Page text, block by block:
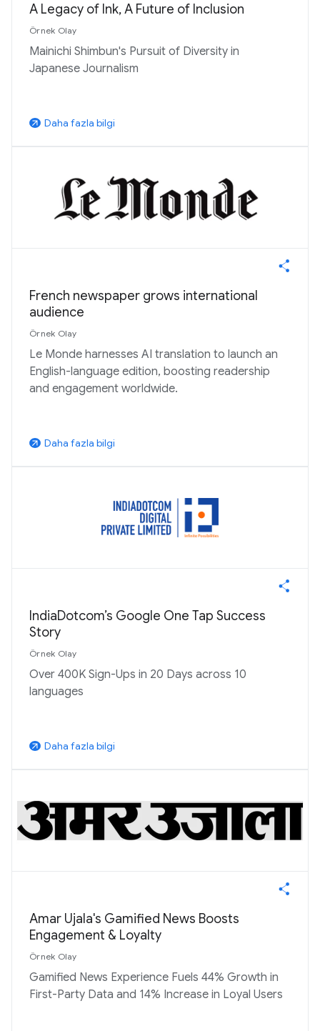
A Legacy of Ink, A Future of Inclusion
Örnek Olay
Mainichi Shimbun's Pursuit of Diversity in
Japanese Journalism
arrow_outward Daha fazla bilgi
French newspaper grows international
audience
Örnek Olay
Le Monde harnesses AI translation to launch an
English-language edition, boosting readership
and engagement worldwide.
arrow_outward Daha fazla bilgi
IndiaDotcom’s Google One Tap Success
Story
Örnek Olay
Over 400K Sign-Ups in 20 Days across 10
languages
arrow_outward Daha fazla bilgi
Amar Ujala's Gamified News Boosts
Engagement & Loyalty
Örnek Olay
Gamified News Experience Fuels 44% Growth in
First-Party Data and 14% Increase in Loyal Users